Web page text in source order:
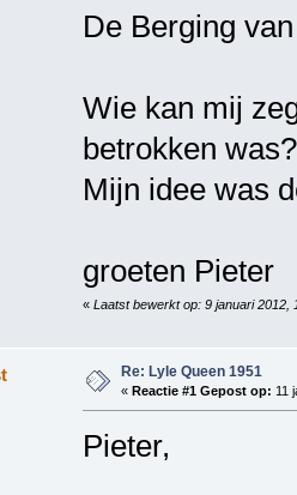
De Berging
Wie kan mij
betrokken
Mijn idee was
groeten Pieter
« Laatst bewerkt op: 9 januari 2012,
Re: Lyle Queen 1951
« Reactie #1 Gepost op: 11
Pieter,